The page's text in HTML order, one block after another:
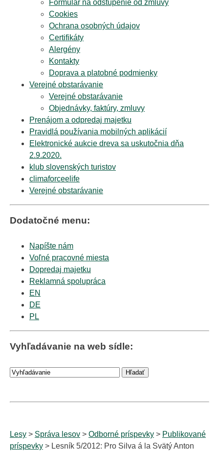
Formulár na odstúpenie od zmluvy
Cookies
Ochrana osobných údajov
Certifikáty
Alergény
Kontakty
Doprava a platobné podmienky
Verejné obstarávanie
Verejné obstarávanie
Objednávky, faktúry, zmluvy
Prenájom a odpredaj majetku
Pravidlá používania mobilných aplikácií
Elektronické aukcie dreva sa uskutočnia dňa
2.9.2020.
klub slovenských turistov
climaforceelife
Verejné obstarávanie
Dodatočné menu:
Napíšte nám
Voľné pracovné miesta
Dopredaj majetku
Reklamná spolupráca
EN
DE
PL
Vyhľadávanie na web sídle:
Lesy > Správa lesov > Odborné príspevky > Publikované
príspevky > Lesník 5/2012: Pro Silva á la Svätý Anton